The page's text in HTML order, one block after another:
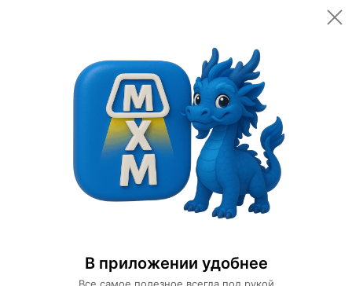
В приложении удобнее
Открыть
Категории Светильники
Люстры
стекло, металл, Е14.